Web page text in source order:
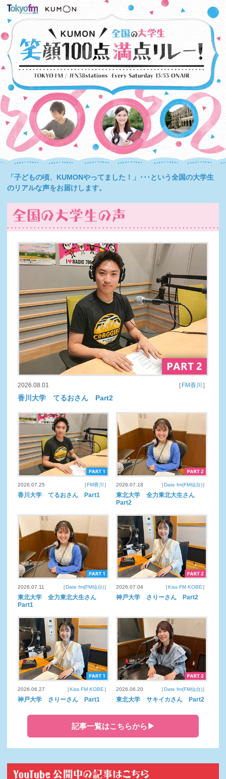
「子どもの頃、KUMONやってました！」･･･という全国の大学生
のリアルな声をお届けします。
2026.08.01 ［ FM香川 ］
香川大学 てるおさん Part2
2026.07.25 ［FM香川 ］
香川大学 てるおさん Part1
2026.07.18 ［Date fm(FM仙台)］
東北大学 全力東北大生さん
Part2
2026.07.11 ［Date fm(FM仙台)］
東北大学 全力東北大生さん
Part1
2026.07.04 ［Kiss FM KOBE］
神戸大学 さりーさん Part2
2026.06.27 ［Kiss FM KOBE］
神戸大学 さりーさん Part1
2026.06.20 ［Date fm(FM仙台)］
東北大学 サキイカさん Part2
記事一覧はこちらから▶